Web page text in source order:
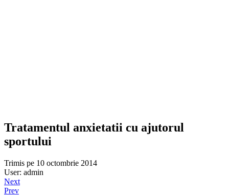
Tratamentul anxietatii cu ajutorul
sportului
Trimis pe 10 octombrie 2014
User: admin
Next
Prev